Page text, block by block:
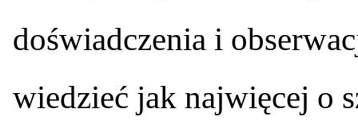
doświadczenia i
wiedzieć jak najwięcej o